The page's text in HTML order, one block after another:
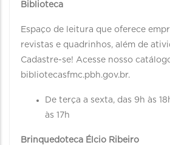
Biblioteca
Espaço de leitura que oferece
revistas e quadrinhos, além de
Cadastre-se! Acesse nosso
bibliotecasfmc.pbh.gov.br.
De terça a sexta, das 9h às
às 17h
Brinquedoteca Élcio Ribeiro